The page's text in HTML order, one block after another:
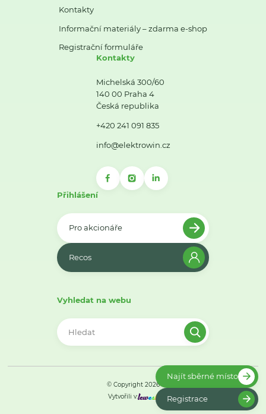
Kontakty
Informační materiály – zdarma e-shop
Registrační formuláře
Kontakty
Michelská 300/60
140 00 Praha 4
Česká republika
+420 241 091 835
info@elektrowin.cz
Přihlášení
Pro akcionáře
Recos
Vyhledat na webu
© Copyright 2026
Vytvořili v:
Najít sběrné místo
Registrace